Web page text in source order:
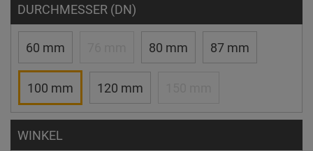
DURCHMESSER (DN)
60 mm 80 mm 87 mm
100 mm 120 mm
WINKEL